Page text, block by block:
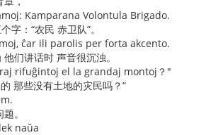
Kamparana Volontula Brigado.
字：“农民 赤卫队”。
ĉar ili parolis per forta akcento.
们讲话时 声音很沉浊。
rifuĝintoj el la grandaj montoj？"
那些没有土地的灾民吗？”
。
naŭa